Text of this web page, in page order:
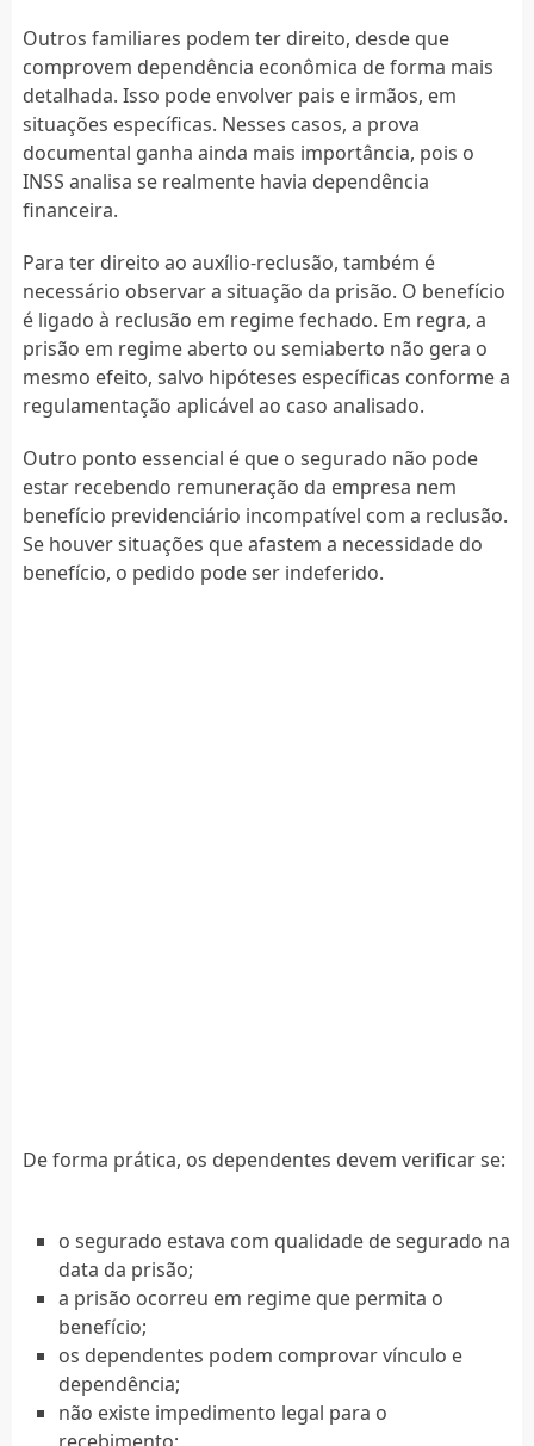
Outros familiares podem ter direito, desde que
comprovem dependência econômica de forma mais
detalhada. Isso pode envolver pais e irmãos, em
situações específicas. Nesses casos, a prova
documental ganha ainda mais importância, pois o
INSS analisa se realmente havia dependência
financeira.
Para ter direito ao auxílio-reclusão, também é
necessário observar a situação da prisão. O benefício
é ligado à reclusão em regime fechado. Em regra, a
prisão em regime aberto ou semiaberto não gera o
mesmo efeito, salvo hipóteses específicas conforme a
regulamentação aplicável ao caso analisado.
Outro ponto essencial é que o segurado não pode
estar recebendo remuneração da empresa nem
benefício previdenciário incompatível com a reclusão.
Se houver situações que afastem a necessidade do
benefício, o pedido pode ser indeferido.
De forma prática, os dependentes devem verificar se:
o segurado estava com qualidade de segurado na
data da prisão;
a prisão ocorreu em regime que permita o
benefício;
os dependentes podem comprovar vínculo e
dependência;
não existe impedimento legal para o
recebimento;